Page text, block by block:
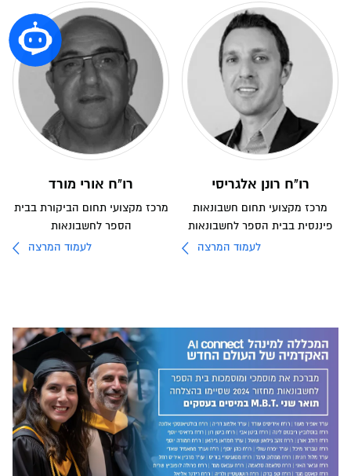
רו"ח רונן אלגריסי
מרכז מקצועי תחום חשבונאות
פיננסית בבית הספר לחשבונאות
לעמוד המרצה
רו"ח אורי מורד
מרכז מקצועי תחום הביקורת בבית
הספר לחשבונאות
לעמוד המרצה